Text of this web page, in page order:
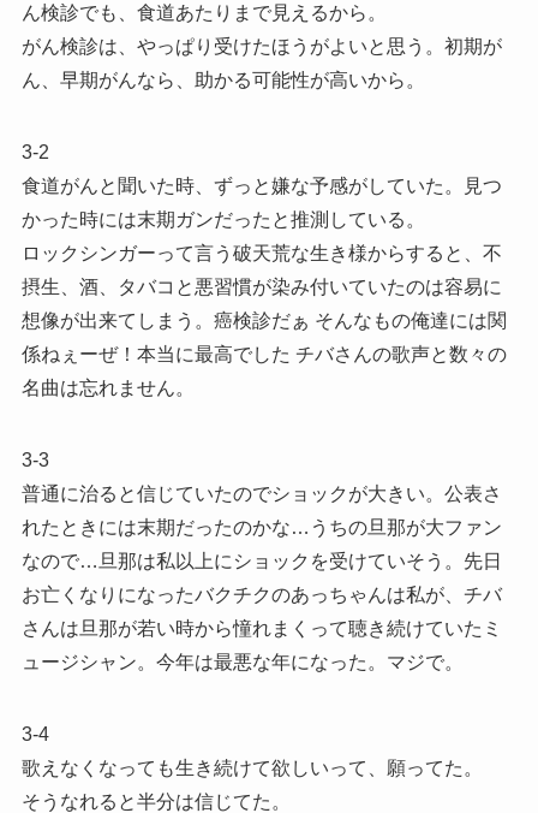
ん検診でも、食道あたりまで見えるから。
がん検診は、やっぱり受けたほうがよいと思う。初期が
ん、早期がんなら、助かる可能性が高いから。
3-2
食道がんと聞いた時、ずっと嫌な予感がしていた。見つ
かった時には末期ガンだったと推測している。
ロックシンガーって言う破天荒な生き様からすると、不
摂生、酒、タバコと悪習慣が染み付いていたのは容易に
想像が出来てしまう。癌検診だぁ そんなもの俺達には関
係ねぇーぜ！本当に最高でした チバさんの歌声と数々の
名曲は忘れません。
3-3
普通に治ると信じていたのでショックが大きい。公表さ
れたときには末期だったのかな…うちの旦那が大ファン
なので…旦那は私以上にショックを受けていそう。先日
お亡くなりになったバクチクのあっちゃんは私が、チバ
さんは旦那が若い時から憧れまくって聴き続けていたミ
ュージシャン。今年は最悪な年になった。マジで。
3-4
歌えなくなっても生き続けて欲しいって、願ってた。
そうなれると半分は信じてた。